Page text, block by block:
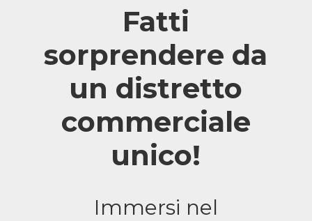
Fatti
sorprendere da
un distretto
commerciale
unico!
Immersi nel